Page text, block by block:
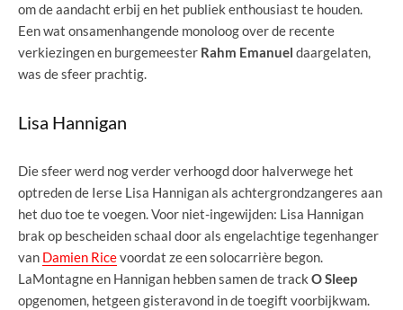
om de aandacht erbij en het publiek enthousiast te houden.
Een wat onsamenhangende monoloog over de recente
verkiezingen en burgemeester Rahm Emanuel daargelaten,
was de sfeer prachtig.
Lisa Hannigan
Die sfeer werd nog verder verhoogd door halverwege het
optreden de Ierse Lisa Hannigan als achtergrondzangeres aan
het duo toe te voegen. Voor niet-ingewijden: Lisa Hannigan
brak op bescheiden schaal door als engelachtige tegenhanger
van Damien Ricevoordat ze een solocarrière begon.
LaMontagne en Hannigan hebben samen de track O Sleep
opgenomen, hetgeen gisteravond in de toegift voorbijkwam.